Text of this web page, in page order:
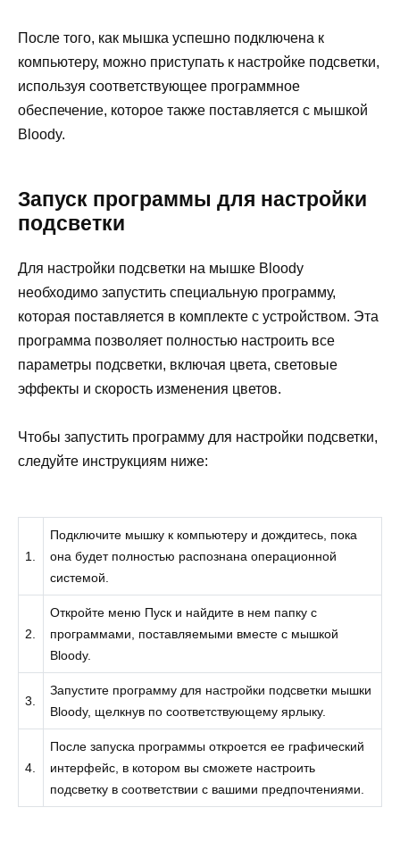
После того, как мышка успешно подключена к
компьютеру, можно приступать к настройке подсветки,
используя соответствующее программное
обеспечение, которое также поставляется с мышкой
Bloody.
Запуск программы для настройки
подсветки
Для настройки подсветки на мышке Bloody
необходимо запустить специальную программу,
которая поставляется в комплекте с устройством. Эта
программа позволяет полностью настроить все
параметры подсветки, включая цвета, световые
эффекты и скорость изменения цветов.
Чтобы запустить программу для настройки подсветки,
следуйте инструкциям ниже:
1.
Подключите мышку к компьютеру и дождитесь, пока
она будет полностью распознана операционной
системой.
2.
Откройте меню Пуск и найдите в нем папку с
программами, поставляемыми вместе с мышкой
Bloody.
3.
Запустите программу для настройки подсветки мышки
Bloody, щелкнув по соответствующему ярлыку.
4.
После запуска программы откроется ее графический
интерфейс, в котором вы сможете настроить
подсветку в соответствии с вашими предпочтениями.